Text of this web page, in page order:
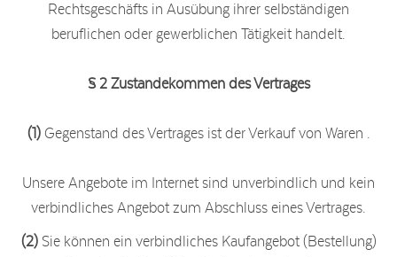
Rechtsgeschäfts in Ausübung ihrer selbständigen
beruflichen oder gewerblichen Tätigkeit handelt.
§ 2 Zustandekommen des Vertrages
(1)Gegenstand des Vertrages ist der Verkauf von Waren .
Unsere Angebote im Internet sind unverbindlich und kein
verbindliches Angebot zum Abschluss eines Vertrages.
(2) Sie können ein verbindliches Kaufangebot (Bestellung)